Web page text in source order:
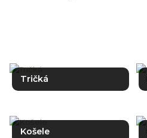
Tričká
Košele